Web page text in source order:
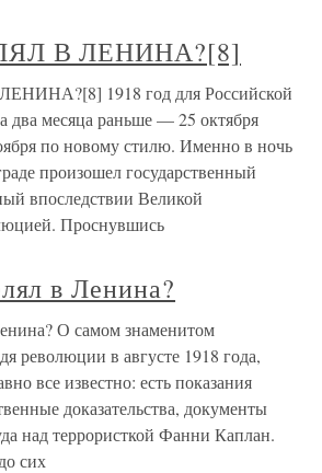
В ЛЕНИНА?[8]
1918 год для Российской
два месяца раньше — 25 октября
по новому стилю. Именно в ночь
произошел государственный
впоследствии Великой
Проснувшись
в Ленина?
О самом знаменитом
революции в августе 1918 года,
все известно: есть показания
доказательства, документы
над террористкой Фанни Каплан.
сих